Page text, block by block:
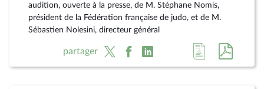
audition, ouverte à la presse, de M. Stéphane Nomis,
président de la Fédération française de judo, et de M.
Sébastien Nolesini, directeur général
partager
Accéder
à
au